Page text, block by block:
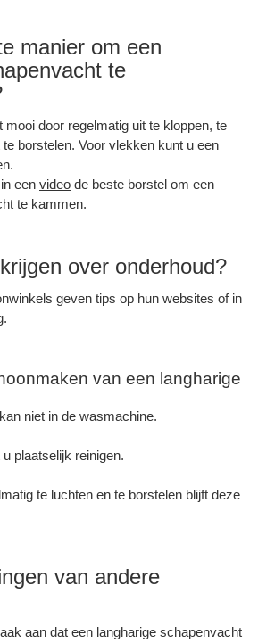
manier om een
te
mooi door regelmatig uit te kloppen, te
borstelen. Voor vlekken kunt u een
een video de beste borstel om een
te kammen.
over onderhoud?
geven tips op hun websites of in
van een langharige
niet in de wasmachine.
plaatselijk reinigen.
te luchten en te borstelen blijft deze
van andere
aan dat een langharige schapenvacht